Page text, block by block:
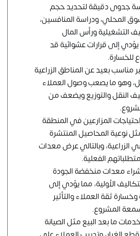
جدوى دقيقة لتحديد حجم
المحلي، ودراسة المنافسين،
التشغيلية ورأس المال
إلى قرارات عشوائية قد
للخسارة.
مناسب بعيد عن المناطق الزراعية
وهو ما يصعب وصول العملاء
النقل والتوزيع ويضعف من
المزارعين في المنطقة
نوعية المحاصيل المنتشرة
الزراعية، وبالتالي عرض معدات
الفعلية.
معدات منخفضة الجودة
الأولية، مما يؤدي إلى
ثقة العملاء والتأثير
المشروع.
ما بعد البيع مثل الصيانة